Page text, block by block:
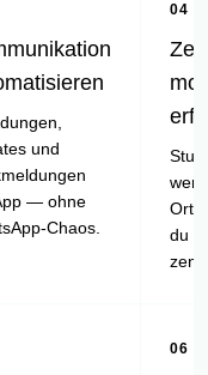
und
— ohne
Chaos.
04
Ort
du
06